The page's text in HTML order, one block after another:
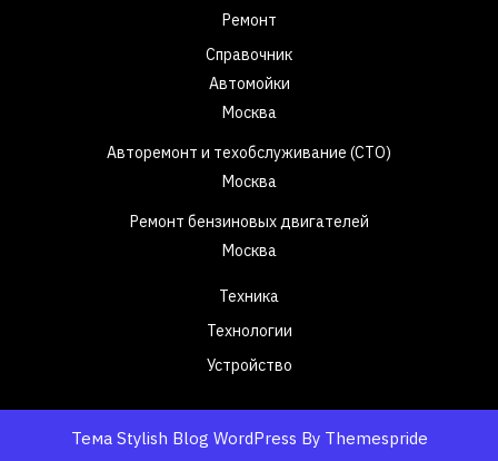
Ремонт
Справочник
Автомойки
Москва
Авторемонт и техобслуживание (СТО)
Москва
Ремонт бензиновых двигателей
Москва
Техника
Технологии
Устройство
Тема Stylish Blog WordPress By Themespride